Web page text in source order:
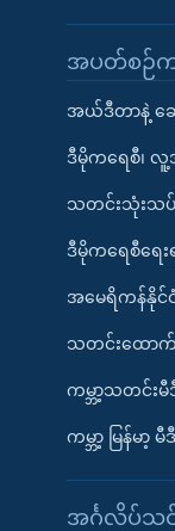
အပတ်စဉ်က
အယ်ဒီတာနဲ့ ဆွေ
ဒီမိုကရေစီ၊ လူ့
သတင်းသုံးသပ်
ဒီမိုကရေစီရေး
အမေရိကန်နိုင်ငံ
သတင်းထော
ကမ္ဘာ့သတင်း
ကမ္ဘာ့ မြန်မာ့
အင်္ဂလိပ်သင်